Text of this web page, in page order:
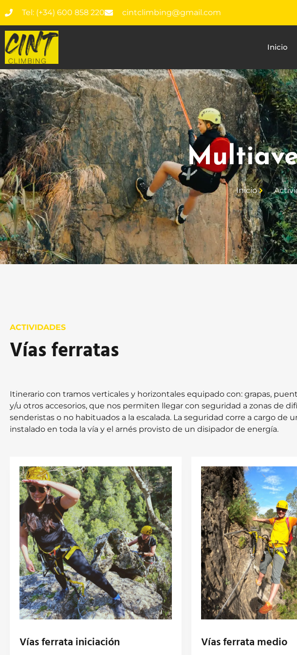
Tel: (+34) 600 858 220 cintclimbing@gmail.com
Inicio
Inicio
ACTIVIDADES
Vías ferratas
Itinerario con tramos verticales y horizontales equipado con: grapas,
y/u otros accesorios, que nos permiten llegar con seguridad a zonas de
senderistas o no habituados a la escalada. La seguridad corre a cargo de
instalado en toda la vía y el arnés provisto de un disipador de energía.
Vías ferrata iniciación Vías ferrata medio